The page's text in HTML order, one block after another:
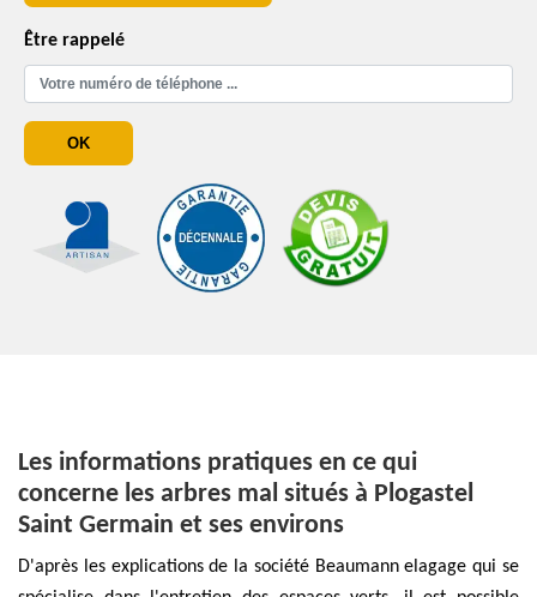
Être rappelé
Les informations pratiques en ce qui
concerne les arbres mal situés à Plogastel
Saint Germain et ses environs
D'après les explications de la société Beaumann elagage qui se